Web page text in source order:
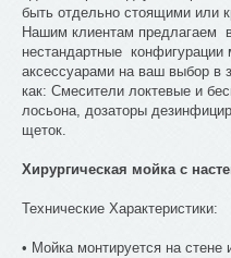
быть отдельно стоящими или
Нашим клиентам предлагаем
нестандартные
аксессуарами на ваш выбор в
как: Смесители локтевые и
лосьона, дозаторы
щеток.
Хирургическая мойка с
Технические Характеристики:
• Мойка монтируется на стене